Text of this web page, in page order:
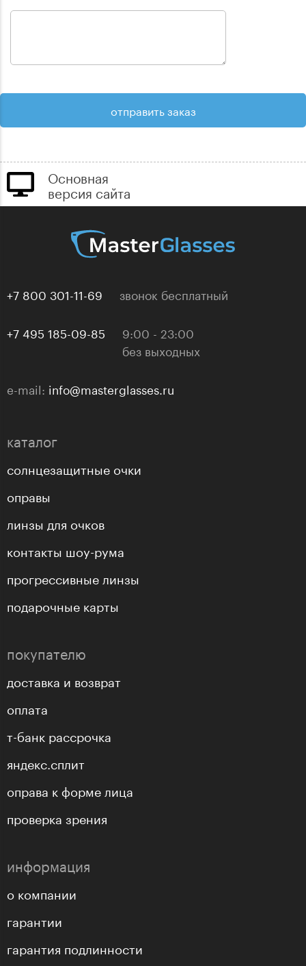
Основная
версия сайта
+7 800 301-11-69 звонок бесплатный
+7 495 185-09-85
9:00 - 23:00
без выходных
e-mail: info@masterglasses.ru
каталог
солнцезащитные очки
оправы
линзы для очков
контакты шоу-рума
прогрессивные линзы
подарочные карты
покупателю
доставка и возврат
оплата
т-банк рассрочка
яндекс.сплит
оправа к форме лица
проверка зрения
информация
о компании
гарантии
гарантия подлинности